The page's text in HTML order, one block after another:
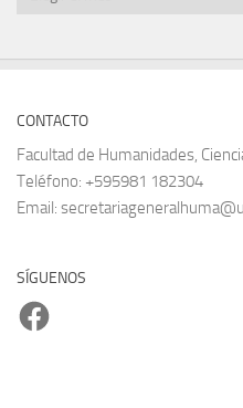
CONTACTO
Facultad de Humanidades,
Teléfono: +595981 182304
Email:
SÍGUENOS
Facebook